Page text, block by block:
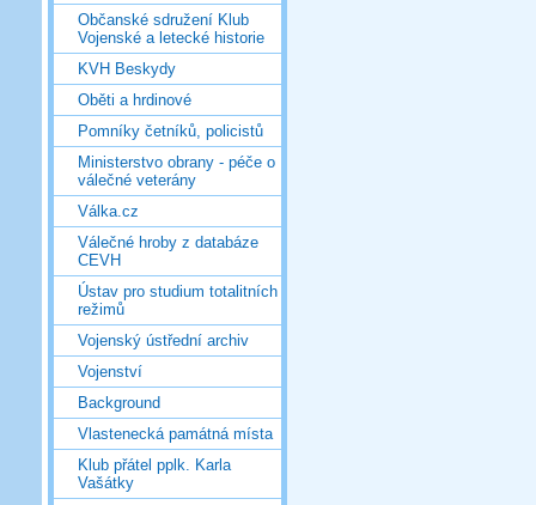
Občanské sdružení Klub
Vojenské a letecké historie
KVH Beskydy
Oběti a hrdinové
Pomníky četníků, policistů
Ministerstvo obrany - péče o
válečné veterány
Válka.cz
Válečné hroby z databáze
CEVH
Ústav pro studium totalitních
režimů
Vojenský ústřední archiv
Vojenství
Background
Vlastenecká památná místa
Klub přátel pplk. Karla
Vašátky